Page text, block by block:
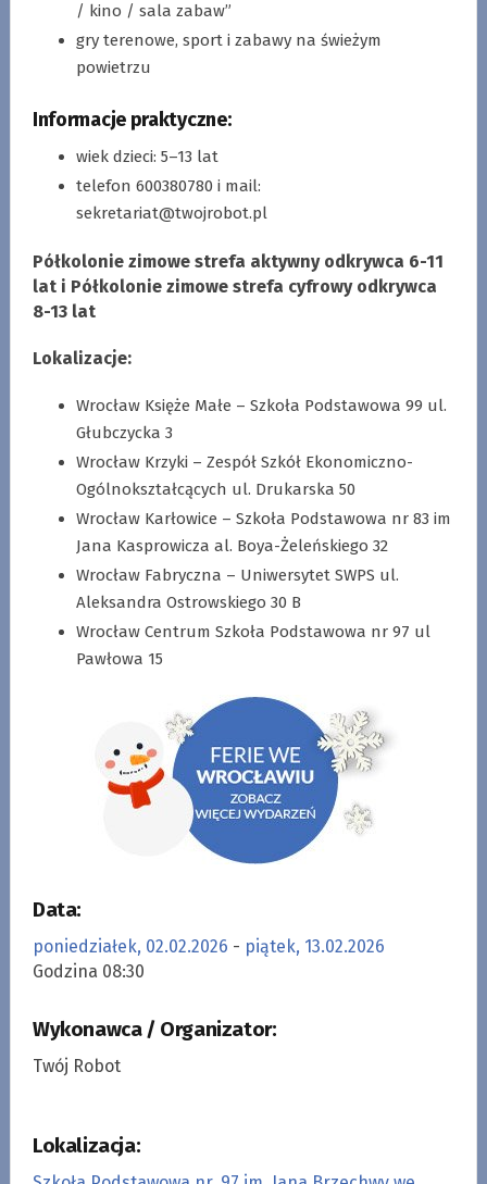
/ kino / sala zabaw”
gry terenowe, sport i zabawy na świeżym
powietrzu
Informacje praktyczne:
wiek dzieci: 5–13 lat
telefon 600380780 i mail:
sekretariat@twojrobot.pl
Półkolonie zimowe strefa aktywny odkrywca 6-11
lat i Półkolonie zimowe strefa cyfrowy odkrywca
8-13 lat
Lokalizacje:
Wrocław Księże Małe – Szkoła Podstawowa 99 ul.
Głubczycka 3
Wrocław Krzyki – Zespół Szkół Ekonomiczno-
Ogólnokształcących ul. Drukarska 50
Wrocław Karłowice – Szkoła Podstawowa nr 83 im
Jana Kasprowicza al. Boya-Żeleńskiego 32
Wrocław Fabryczna – Uniwersytet SWPS ul.
Aleksandra Ostrowskiego 30 B
Wrocław Centrum Szkoła Podstawowa nr 97 ul
Pawłowa 15
Data:
poniedziałek, 02.02.2026 - piątek, 13.02.2026
Godzina 08:30
Wykonawca / Organizator:
Twój Robot
Lokalizacja: